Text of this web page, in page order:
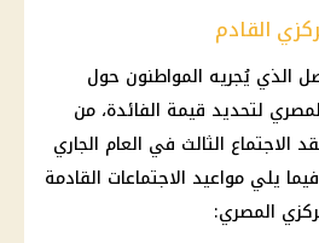
القادم
الذي يُجريه المواطنون حول
لتحديد قيمة الفائدة، من
الاجتماع الثالث في العام الجاري
23 مايو 2024. وفيما يلي مواعيد الاجتماعات القادمة
المصري: